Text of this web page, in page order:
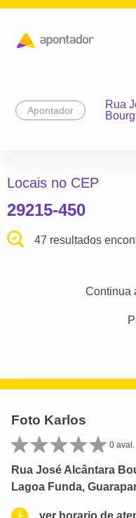
Apontador
Rua
Locais no CEP
29215-450
47 resultados
Continua
Foto Karlos
0 aval.
Rua José Alcântara
Lagoa Funda,
ver horario de